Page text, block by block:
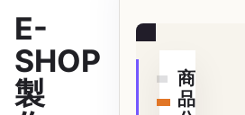
E-
SHOP
製
商
品